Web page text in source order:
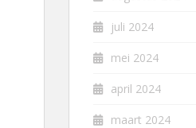
juli 2024
mei 2024
april 2024
maart 2024